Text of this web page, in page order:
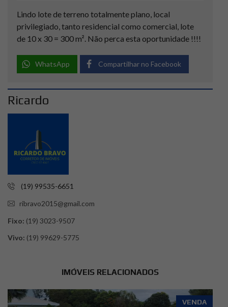
Lindo lote de terreno totalmente plano, local
privilegiado, tanto residencial como comercial, lote
de 10 x 30 = 300 m². Não perca esta oportunidade !!!!
WhatsApp Compartilhar no Facebook
Ricardo
(19) 99535-6651
ribravo2015@gmail.com
Fixo: (19) 3023-9507
Vivo: (19) 99629-5775
IMÓVEIS RELACIONADOS
VENDA